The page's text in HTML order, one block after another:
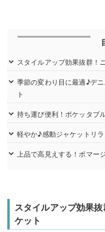
スタイルアップ効果抜群！
季節の変わり目に最適♪デ
ト
持ち運び便利！ポケッタブ
軽やか♪感動ジャケットリ
上品で高見えする！ボマー
スタイルアップ効果
ケット